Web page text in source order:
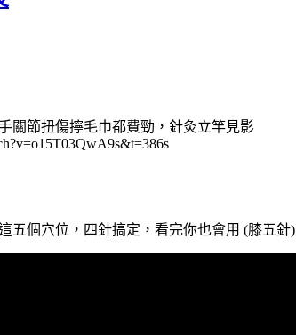
關節扭傷擰毛巾都費勁，針灸立竿見影
五個穴位，四針搞定，看完你也會用 (膝五針)